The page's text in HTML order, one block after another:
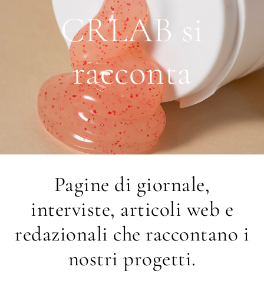
CRLAB si
racconta
Pagine di giornale,
interviste, articoli web e
redazionali che raccontano i
nostri progetti.